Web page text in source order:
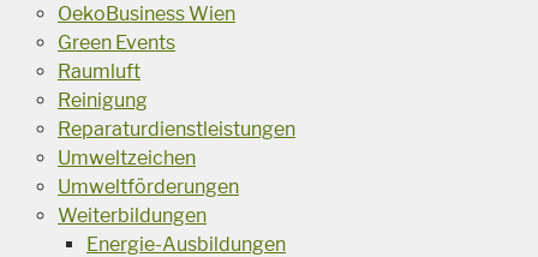
OekoBusiness Wien
Green Events
Raumluft
Reinigung
Reparaturdienstleistungen
Umweltzeichen
Umweltförderungen
Weiterbildungen
Energie-Ausbildungen